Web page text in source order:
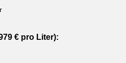
€ pro Liter):